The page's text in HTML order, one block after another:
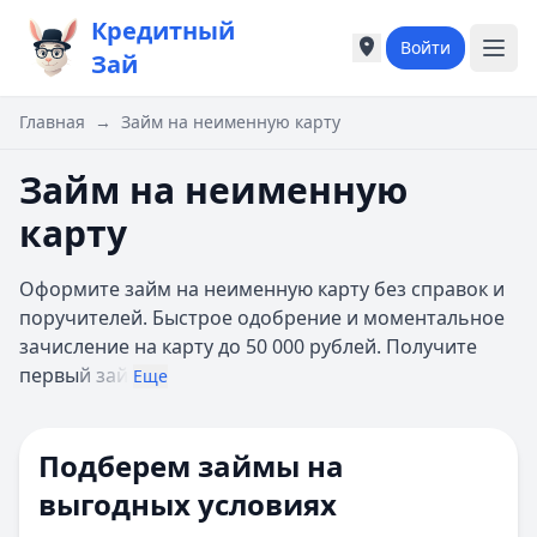
Кредитный
Зай
Города России
Казань
Б
Барнаул
Белгород
Города России
Казань
Б
Барнаул
Белгород
Войти
Главная → Займ на неименную карту
Займ на неименную
карту
Оформите займ на неименную карту без справок и
поручителей. Быстрое одобрение и моментальное
зачисление на карту до 50 000 рублей. Получите
первый зай Еще
Подберем займы на
выгодных условиях